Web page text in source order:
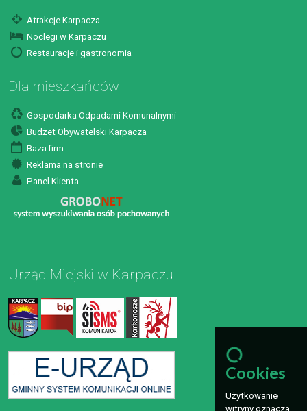
Atrakcje Karpacza
Noclegi w Karpaczu
Restauracje i gastronomia
Dla mieszkańców
Gospodarka Odpadami Komunalnymi
Budżet Obywatelski Karpacza
Baza firm
Reklama na stronie
Panel Klienta
Urząd Miejski w Karpaczu
Cookies
Użytkowanie
witryny oznacza